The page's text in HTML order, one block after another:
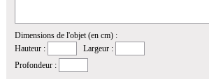
Dimensions de l'objet (en cm) :
Hauteur :
Largeur :
Profondeur :